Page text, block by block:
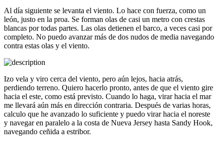
Al día siguiente se levanta el viento. Lo hace con fuerza, como un
león, justo en la proa. Se forman olas de casi un metro con crestas
blancas por todas partes. Las olas detienen el barco, a veces casi por
completo. No puedo avanzar más de dos nudos de media navegando
contra estas olas y el viento.
Izo vela y viro cerca del viento, pero aún lejos, hacia atrás,
perdiendo terreno. Quiero hacerlo pronto, antes de que el viento gire
hacia el este, como está previsto. Cuando lo haga, virar hacia el mar
me llevará aún más en dirección contraria. Después de varias horas,
calculo que he avanzado lo suficiente y puedo virar hacia el noreste
y navegar en paralelo a la costa de Nueva Jersey hasta Sandy Hook,
navegando ceñida a estribor.